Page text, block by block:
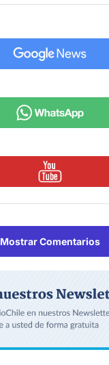
Mostrar Comentarios